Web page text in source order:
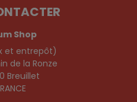
Shop
et entrepôt)
de la Ronze
Breuillet